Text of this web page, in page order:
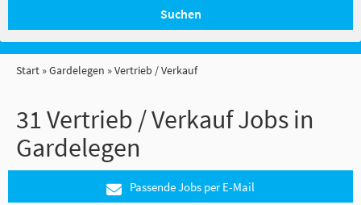
Suchen
Start Gardelegen Vertrieb / Verkauf
31 Vertrieb / Verkauf Jobs in
Gardelegen
Passende Jobs per E-Mail